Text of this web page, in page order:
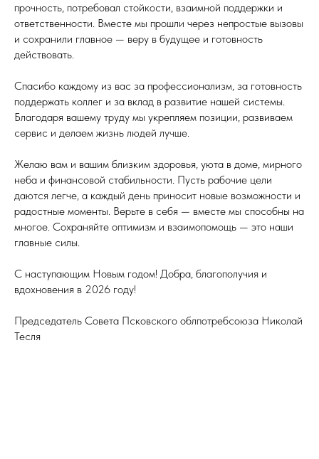
прочность, потребовал стойкости, взаимной поддержки и
ответственности. Вместе мы прошли через непростые вызовы
и сохранили главное — веру в будущее и готовность
действовать.
Спасибо каждому из вас за профессионализм, за готовность
поддержать коллег и за вклад в развитие нашей системы.
Благодаря вашему труду мы укрепляем позиции, развиваем
сервис и делаем жизнь людей лучше.
Желаю вам и вашим близким здоровья, уюта в доме, мирного
неба и финансовой стабильности. Пусть рабочие цели
даются легче, а каждый день приносит новые возможности и
радостные моменты. Верьте в себя — вместе мы способны на
многое. Сохраняйте оптимизм и взаимопомощь — это наши
главные силы.
С наступающим Новым годом! Добра, благополучия и
вдохновения в 2026 году!
Председатель Совета Псковского облпотребсоюза Николай
Тесля